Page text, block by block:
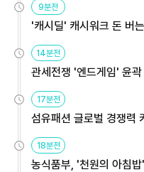
9분전
'캐시딜' 캐시워크 돈 버
14분전
관세전쟁 '엔드게임' 윤
17분전
섬유패션 글로벌 경쟁력
18분전
농식품부, '천원의 아침